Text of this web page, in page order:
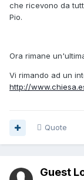
che ricevono da
Pio.
Ora rimane
Vi rimando ad un
http://
Quote
Guest